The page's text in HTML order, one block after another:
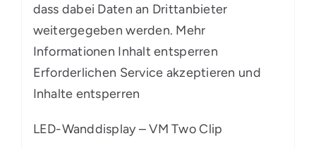
dass dabei Daten an Drittanbieter
weitergegeben werden. Mehr
Informationen Inhalt entsperren
Erforderlichen Service akzeptieren und
Inhalte entsperren
LED-Wanddisplay – VM Two Clip